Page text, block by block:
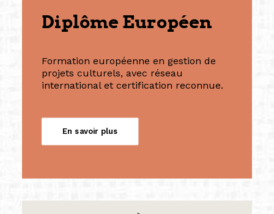
Diplôme Européen
Formation européenne en gestion de
projets culturels, avec réseau
international et certification reconnue.
En savoir plus